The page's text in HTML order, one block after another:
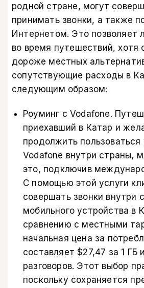
родной стране, могут
принимать звонки, а также
Интернетом. Это позволяет
во время путешествий, хотя
дороже местных
сопутствующие расходы в
следующим образом:
Роуминг с Vodafone.
приехавший в Катар и
продолжить пользоваться
Vodafone внутри страны,
это, подключив
С помощью этой услуги
совершать звонки внутри
мобильного устройства в
сравнению с местными
начальная цена за
составляет $27,47 за 1 ГБ
разговоров. Этот выбор
поскольку сохраняется